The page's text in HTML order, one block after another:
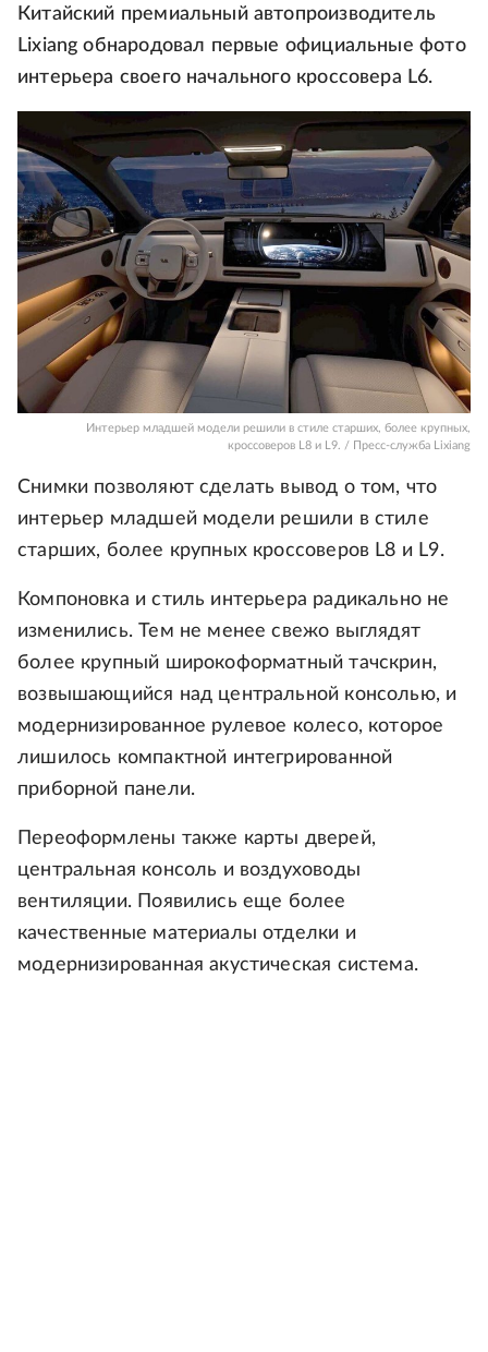
Китайский премиальный автопроизводитель
Lixiang обнародовал первые официальные фото
интерьера своего начального кроссовера L6.
Интерьер младшей модели решили в стиле старших, более крупных,
кроссоверов L8 и L9. / Пресс-служба Lixiang
Снимки позволяют сделать вывод о том, что
интерьер младшей модели решили в стиле
старших, более крупных кроссоверов L8 и L9.
Компоновка и стиль интерьера радикально не
изменились. Тем не менее свежо выглядят
более крупный широкоформатный тачскрин,
возвышающийся над центральной консолью, и
модернизированное рулевое колесо, которое
лишилось компактной интегрированной
приборной панели.
Переоформлены также карты дверей,
центральная консоль и воздуховоды
вентиляции. Появились еще более
качественные материалы отделки и
модернизированная акустическая система.